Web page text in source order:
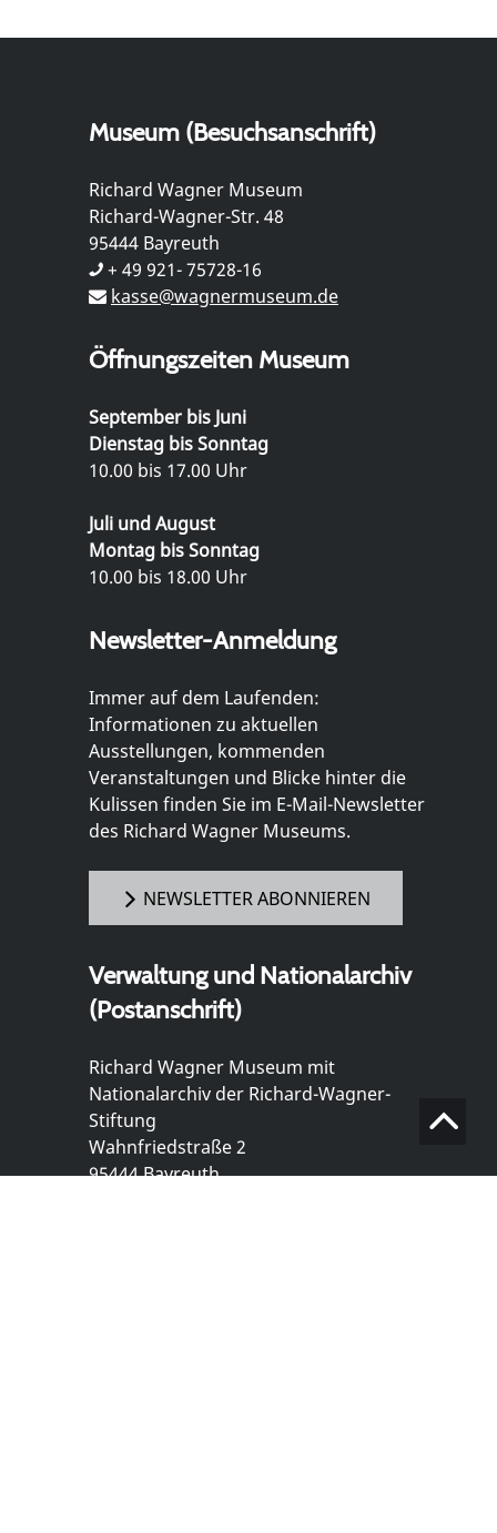
Museum (Besuchsanschrift)
Richard Wagner Museum
Richard-Wagner-Str. 48
95444 Bayreuth
+ 49 921- 75728-16
kasse@wagnermuseum.de
Öffnungszeiten Museum
September bis Juni
Dienstag bis Sonntag
10.00 bis 17.00 Uhr
Juli und August
Montag bis Sonntag
10.00 bis 18.00 Uhr
Newsletter-Anmeldung
Immer auf dem Laufenden:
Informationen zu aktuellen
Ausstellungen, kommenden
Veranstaltungen und Blicke hinter die
Kulissen finden Sie im E-Mail-Newsletter
des Richard Wagner Museums.
NEWSLETTER ABONNIEREN
Verwaltung und Nationalarchiv
(Postanschrift)
Richard Wagner Museum mit
Nationalarchiv der Richard-Wagner-
Stiftung
Wahnfriedstraße 2
95444 Bayreuth